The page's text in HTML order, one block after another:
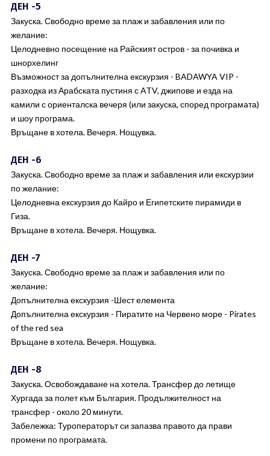
ДЕН -5
Закуска. Свободно време за плаж и забавления или по
желание:
Целодневно посещение на Райският остров - за почивка и
шнорхелинг
Възможност за допълнителна екскурзия - BADAWYA VIP -
разходка из Арабската пустиня с ATV, джипове и езда на
камили с ориенталска вечеря (или закуска, според програмата)
и шоу програма.
Връщане в хотела. Вечеря. Нощувка.
ДЕН -6
Закуска. Свободно време за плаж и забавления или екскурзии
по желание:
Целодневна екскурзия до Кайро и Египетските пирамиди в
Гиза.
Връщане в хотела. Вечеря. Нощувка.
ДЕН -7
Закуска. Свободно време за плаж и забавления или по
желание:
Допълнителна екскурзия -Шест елемента
Допълнителна екскурзия - Пиратите на Червено море - Pirates
of the red sea
Връщане в хотела. Вечеря. Нощувка.
ДЕН -8
Закуска. Освобождаване на хотела. Трансфер до летище
Хургада за полет към България. Продължителност на
трансфер - около 20 минути.
Забележка: Туроператорът си запазва правото да прави
промени по програмата.